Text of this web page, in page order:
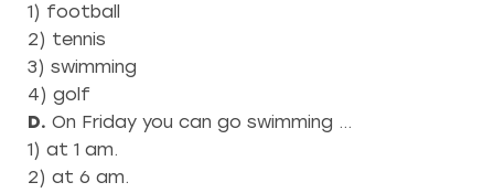
1) football
2) tennis
3) swimming
4) golf
D. On Friday you can go swimming …
1) at 1 am.
2) at 6 am.